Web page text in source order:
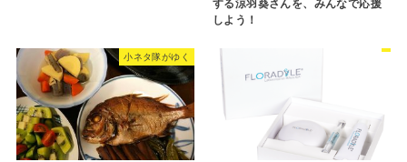
する涼羽葵さんを、みんなで応援
しよう！
小ネタ隊がゆく